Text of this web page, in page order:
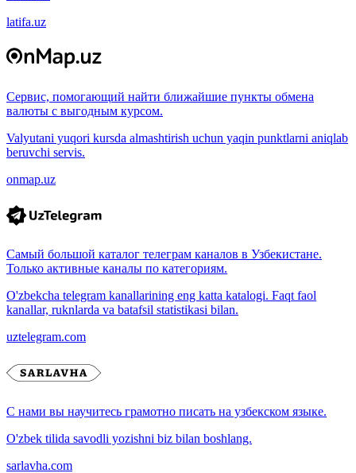
latifa.uz
Сервис, помогающий найти ближайшие пункты обмена
валюты с выгодным курсом.
Valyutani yuqori kursda almashtirish uchun yaqin punktlarni aniqlab
beruvchi servis.
onmap.uz
Самый большой каталог телеграм каналов в Узбекистане.
Только активные каналы по категориям.
O'zbekcha telegram kanallarining eng katta katalogi. Faqt faol
kanallar, ruknlarda va batafsil statistikasi bilan.
uztelegram.com
С нами вы научитесь грамотно писать на узбекском языке.
O'zbek tilida savodli yozishni biz bilan boshlang.
sarlavha.com